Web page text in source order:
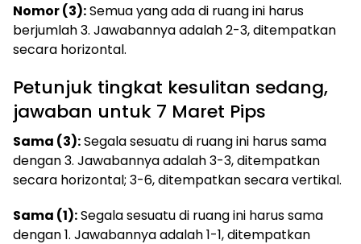
Nomor (3):Semua yang ada di ruang ini harus
berjumlah 3. Jawabannya adalah 2-3, ditempatkan
secara horizontal.
Petunjuk tingkat kesulitan sedang,
jawaban untuk 7 Maret Pips
Sama (3):Segala sesuatu di ruang ini harus sama
dengan 3. Jawabannya adalah 3-3, ditempatkan
secara horizontal; 3-6, ditempatkan secara vertikal.
Sama (1):Segala sesuatu di ruang ini harus sama
dengan 1. Jawabannya adalah 1-1, ditempatkan